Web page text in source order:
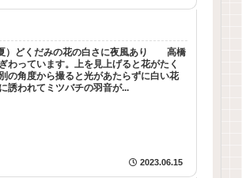
）どくだみの花の白さに夜風あり 高橋
わっています。上を見上げると花がたく
の角度から撮ると光があたらずに白い花
誘われてミツバチの羽音が...
2023.06.15